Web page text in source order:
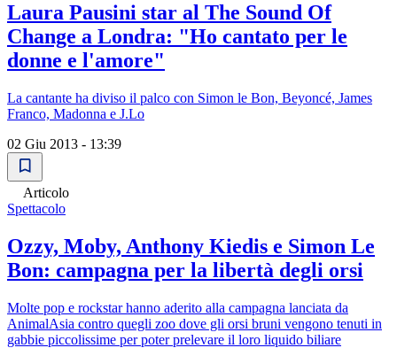
Laura Pausini star al The Sound Of
Change a Londra: "Ho cantato per le
donne e l'amore"
La cantante ha diviso il palco con Simon le Bon, Beyoncé, James
Franco, Madonna e J.Lo
02 Giu 2013 - 13:39
Articolo
Spettacolo
Ozzy, Moby, Anthony Kiedis e Simon Le
Bon: campagna per la libertà degli orsi
Molte pop e rockstar hanno aderito alla campagna lanciata da
AnimalAsia contro quegli zoo dove gli orsi bruni vengono tenuti in
gabbie piccolissime per poter prelevare il loro liquido biliare